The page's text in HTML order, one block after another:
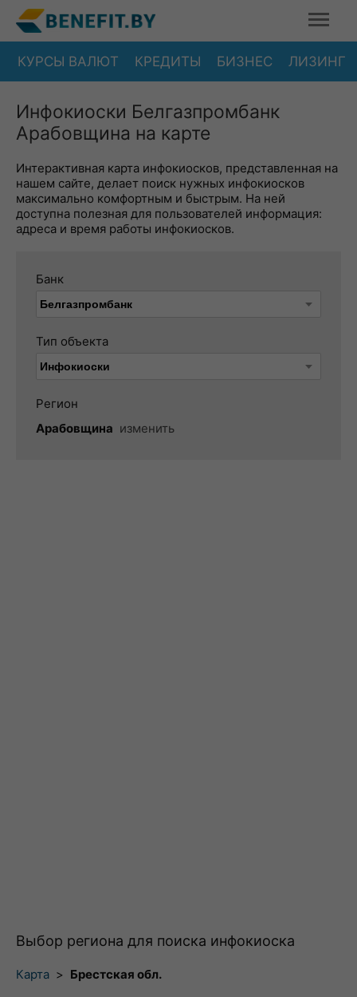
КУРСЫ ВАЛЮТ КРЕДИТЫ БИЗНЕС ЛИЗИНГ
Инфокиоски Белгазпромбанк
Арабовщина на карте
Интерактивная карта инфокиосков, представленная на
нашем сайте, делает поиск нужных инфокиосков
максимально комфортным и быстрым. На ней
доступна полезная для пользователей информация:
адреса и время работы инфокиосков.
Банк
Тип объекта
Регион
Арабовщина изменить
Выбор региона для поиска инфокиоска
Карта > Брестская обл.